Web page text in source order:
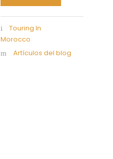
Touring In
Morocco
Artículos del blog